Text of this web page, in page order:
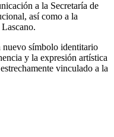
a la Secretaría de
así como a la
nuevo símbolo identitario
y la expresión artística
vinculado a la